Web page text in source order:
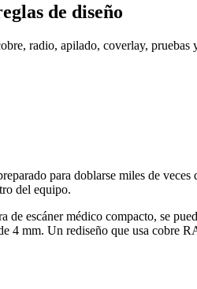
de diseño
radio, apilado, coverlay, pruebas
para doblarse miles de
del equipo.
de escáner médico compacto, se
4 mm. Un rediseño que usa cobre